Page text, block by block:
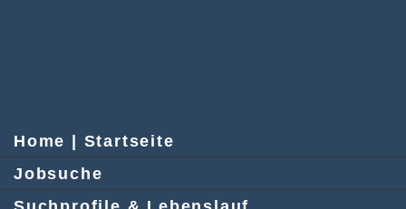
Home | Startseite
Jobsuche